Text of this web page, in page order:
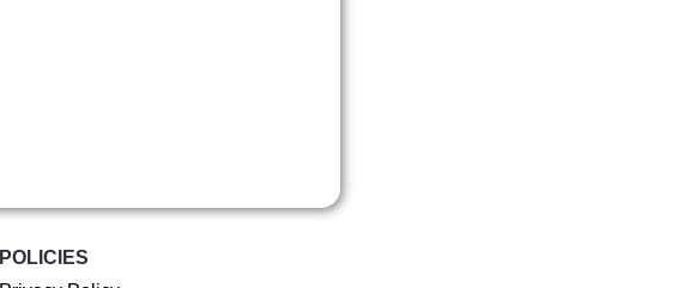
POLICIES